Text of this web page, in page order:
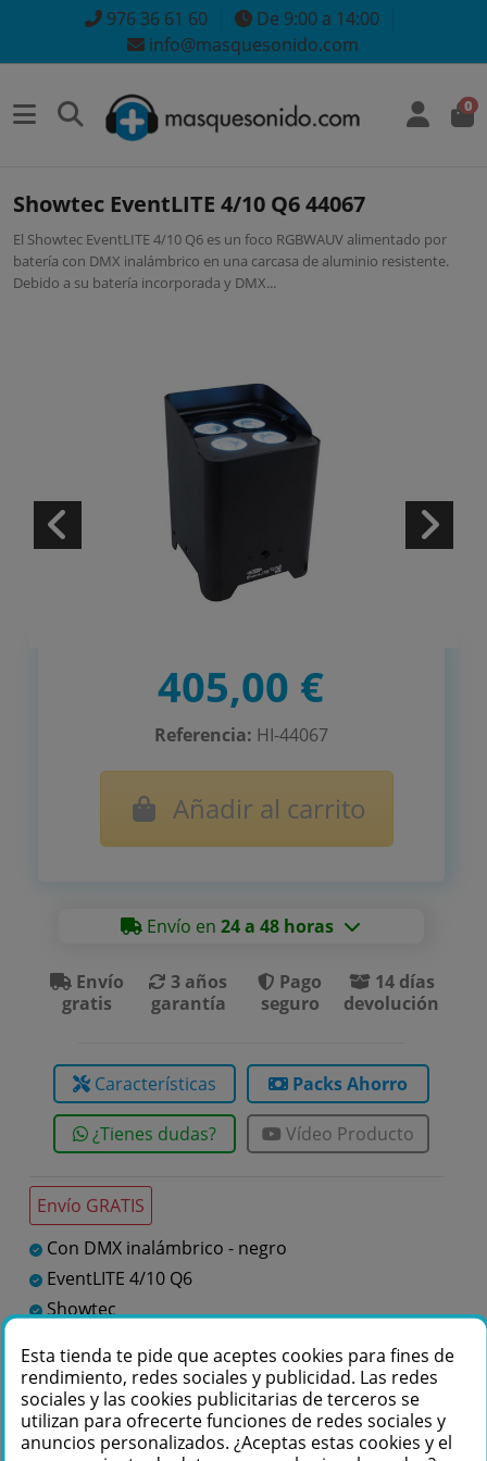
976 36 61 60
De 9:00 a 14:00
info@masquesonido.com
0
Showtec EventLITE 4/10 Q6 44067
El Showtec EventLITE 4/10 Q6 es un foco RGBWAUV alimentado por
batería con DMX inalámbrico en una carcasa de aluminio resistente.
Debido a su batería incorporada y DMX...
Envío GRATIS
Con DMX inalámbrico - negro
EventLITE 4/10 Q6
Showtec
Te podemos ayudar
+34 976 36 61 60
405,00 €
Referencia: HI-44067
Añadir al carrito
Envío en24 a 48 horas
Envío
gratis
3 años
garantía
Pago
seguro
14 días
devolución
Características Packs Ahorro
¿Tienes dudas? Vídeo Producto
Esta tienda te pide que aceptes cookies para fines de
rendimiento, redes sociales y publicidad. Las redes
sociales y las cookies publicitarias de terceros se
utilizan para ofrecerte funciones de redes sociales y
anuncios personalizados. ¿Aceptas estas cookies y el